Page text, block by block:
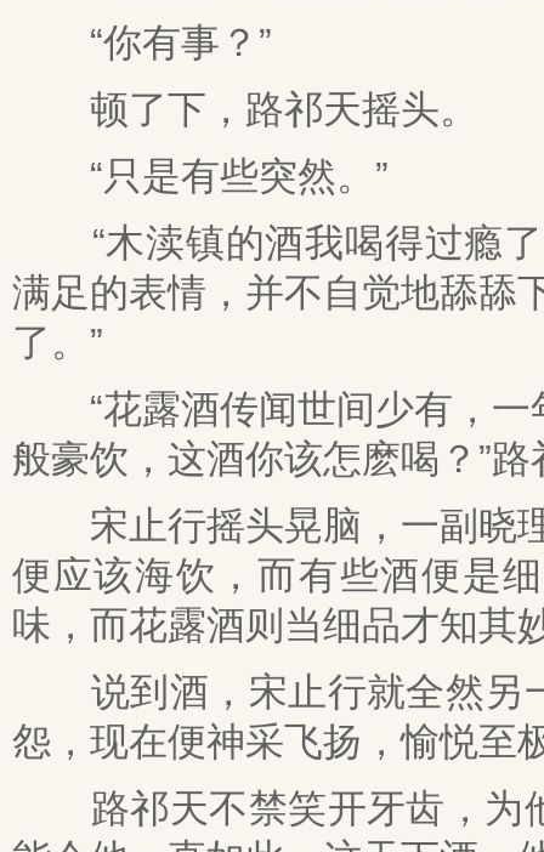
“你有事？”
顿了下，路祁天摇头。
“只是有些突然。”
“木渎镇的酒我喝得过瘾了
满足的表情，并不自觉地舔舔
了。”
“花露酒传闻世间少有，一
般豪饮，这酒你该怎麽喝？”
宋止行摇头晃脑，一副晓理
便应该海饮，而有些酒便是
味，而花露酒则当细品才知其
说到酒，宋止行就全然另
怨，现在便神采飞扬，愉悦至
路祁天不禁笑开牙齿，为